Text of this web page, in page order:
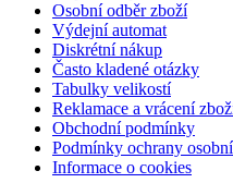
Osobní odběr zboží
Výdejní automat
Diskrétní nákup
Často kladené otázky
Tabulky velikostí
Reklamace a vrácení
Obchodní podmínky
Podmínky ochrany
Informace o cookies